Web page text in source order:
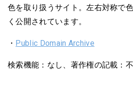
色を取り扱うサイト。左右対称で
く公開されています。
・ Public Domain Archive
検索機能：なし、著作権の記載：